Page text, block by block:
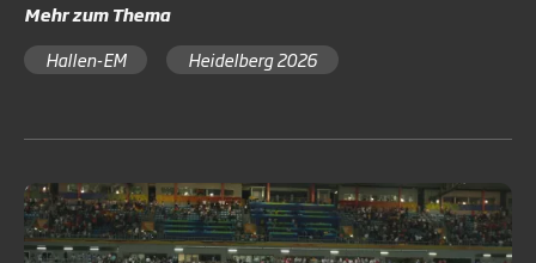
Mehr zum Thema
Hallen-EM
Heidelberg 2026